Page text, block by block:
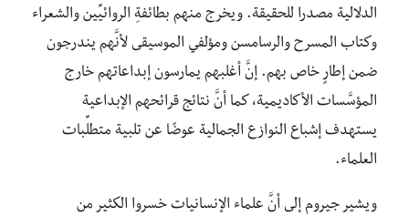
الدلالية مصدرا للحقيقة. ويخرج منهم بطائفةِ الروائيِّين والشعراء
وكتاب المسرح والرسامسن ومؤلفي الموسيقى لأنَّهم يندرجون
ضمن إطارٍ خاص بهم. إنَّ أغلبهم يمارسون إبداعاتهم خارج
المؤسَّسات الأكاديمية، كما أنَّ نتائج قرائحهم الإبداعية
يستهدف إشباع النوازع الجمالية عوضًا عن تلبية متطلِّبات
العلماء.
ويشير جيروم إلى أنَّ علماء الإنسانيات خسروا الكثير من